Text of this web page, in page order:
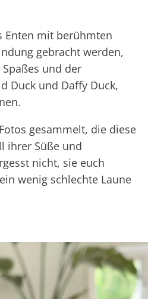
Enten mit berühmten
gebracht werden,
und der
Duck und Daffy Duck,
gesammelt, die diese
ihrer Süße und
nicht, sie euch
wenig schlechte Laune